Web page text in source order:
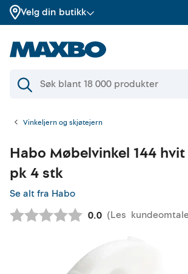
Velg din butikk
Vinkeljern og skjøtejern
Habo Møbelvinkel 144
pk 4 stk
Se alt fra Habo
0.0 (Les